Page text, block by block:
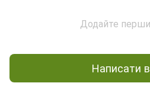
Додайте
Написати